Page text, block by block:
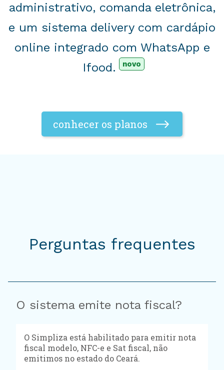
administrativo, comanda eletrônica,
e um sistema delivery com cardápio
online integrado com WhatsApp e
Ifood.
novo
conhecer os planos
Perguntas frequentes
O sistema emite nota fiscal?
O Simpliza está habilitado para emitir nota
fiscal modelo, NFC-e e Sat fiscal, não
emitimos no estado do Ceará.